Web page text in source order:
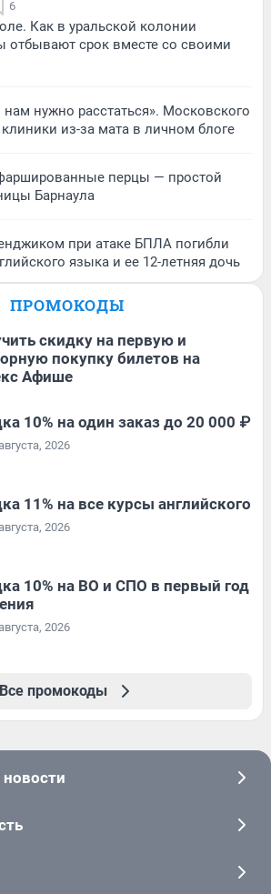
6
Как в уральской колонии
срок вместе со своими
нам нужно расстаться». Московского
из-за мата в личном блоге
перцы — простой
Барнаула
при атаке БПЛА погибли
языка и ее 12-летняя дочь
ПРОМОКОДЫ
скидку на первую и
покупку билетов на
Афише
10% на один заказ до 20 000 ₽
2026
11% на все курсы английского
2026
10% на ВО и СПО в первый год
2026
Все промокоды